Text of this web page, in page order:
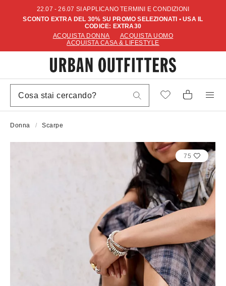
22.07 - 26.07 SI APPLICANO TERMINI E CONDIZIONI
SCONTO EXTRA DEL 30% SU PROMO SELEZIONATI • USA IL
CODICE: EXTRA30
ACQUISTA DONNA
ACQUISTA UOMO
ACQUISTA CASA & LIFESTYLE
Donna Scarpe
75